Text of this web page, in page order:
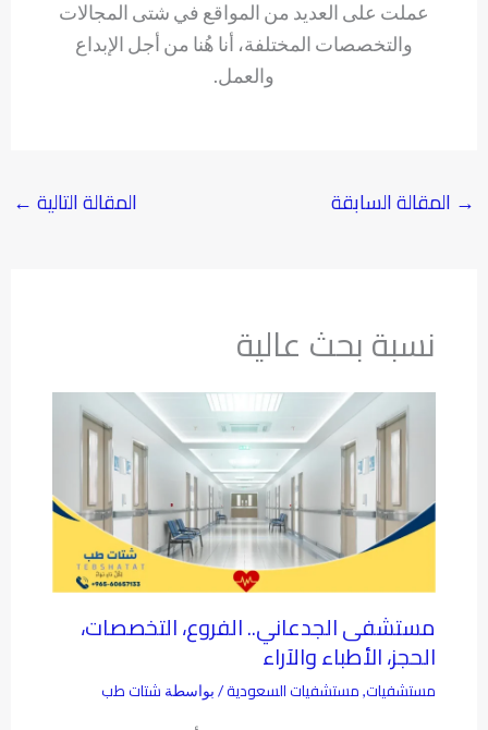
عملت على العديد من المواقع في شتى المجالات
والتخصصات المختلفة، أنا هُنا من أجل الإبداع
والعمل.
→ المقالة السابقة المقالة التالية ←
نسبة بحث عالية
مستشفى الجدعاني.. الفروع، التخصصات،
الحجز، الأطباء والآراء
مستشفيات, مستشفيات السعودية/ بواسطة شتات طب